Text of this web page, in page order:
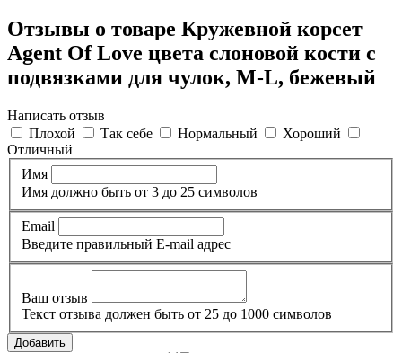
Отзывы о товаре Кружевной корсет
Agent Of Love цвета слоновой кости с
подвязками для чулок, M-L, бежевый
Написать отзыв
Плохой
Так себе Нормальный
Хороший
Отличный
Имя
Имя должно быть от 3 до 25 символов
Email
Введите правильный E-mail адрес
Ваш отзыв
Текст отзыва должен быть от 25 до 1000 символов
Добавить